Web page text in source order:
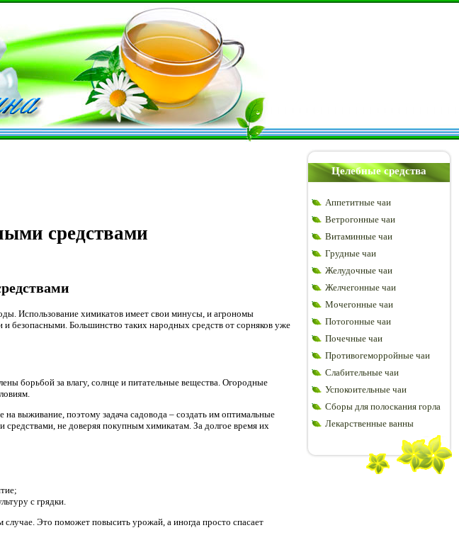
средствами
Использование химикатов имеет свои минусы, и агрономы
безопасными. Большинство таких народных средств от сорняков уже
борьбой за влагу, солнце и питательные вещества. Огородные
выживание, поэтому задача садовода – создать им оптимальные
не доверяя покупным химикатам. За долгое время их
с грядки.
Это поможет повысить урожай, а иногда просто спасает
Целебные средства
Аппетитные чаи
Ветрогонные чаи
Витаминные чаи
Грудные чаи
Желудочные чаи
Желчегонные чаи
Мочегонные чаи
Потогонные чаи
Почечные чаи
Противогеморройные чаи
Слабительные чаи
Успокоительные чаи
Сборы для полоскания горла
Лекарственные ванны